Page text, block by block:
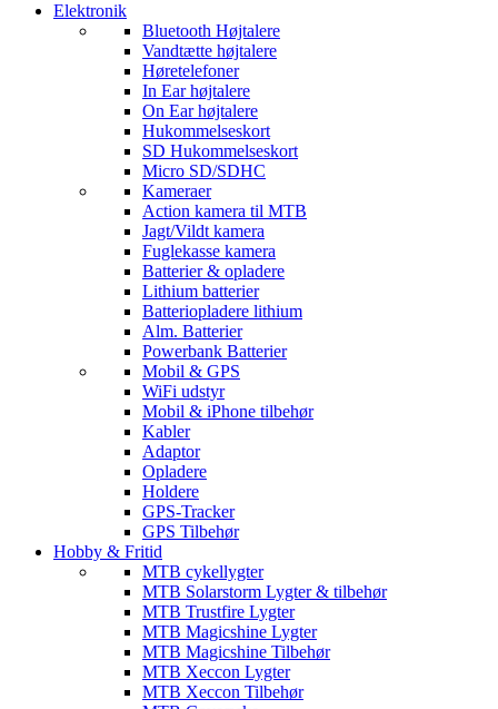
Elektronik
Bluetooth Højtalere
Vandtætte højtalere
Høretelefoner
In Ear højtalere
On Ear højtalere
Hukommelseskort
SD Hukommelseskort
Micro SD/SDHC
Kameraer
Action kamera til MTB
Jagt/Vildt kamera
Fuglekasse kamera
Batterier & opladere
Lithium batterier
Batteriopladere lithium
Alm. Batterier
Powerbank Batterier
Mobil & GPS
WiFi udstyr
Mobil & iPhone tilbehør
Kabler
Adaptor
Opladere
Holdere
GPS-Tracker
GPS Tilbehør
Hobby & Fritid
MTB cykellygter
MTB Solarstorm Lygter & tilbehør
MTB Trustfire Lygter
MTB Magicshine Lygter
MTB Magicshine Tilbehør
MTB Xeccon Lygter
MTB Xeccon Tilbehør